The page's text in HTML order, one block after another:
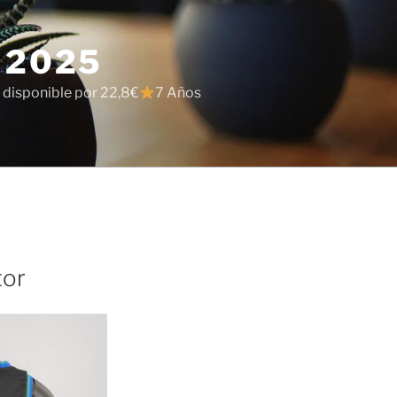
2025
disponible por 22,8€
7 Años